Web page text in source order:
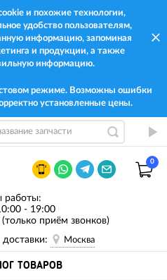
и похожие технологии,
удобство пользователям,
информацию, запоминая
и продукции, а также
информацию.
режиме. Возможны ошибки
установленные цены.
0
работы:
- 19:00
приём звонков)
Москва
ТОВАРОВ